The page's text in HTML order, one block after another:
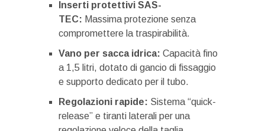
Inserti protettivi SAS-
TEC: Massima protezione senza
compromettere la traspirabilità.
Vano per sacca idrica: Capacità fino
a 1,5 litri, dotato di gancio di fissaggio
e supporto dedicato per il tubo.
Regolazioni rapide: Sistema “quick-
release” e tiranti laterali per una